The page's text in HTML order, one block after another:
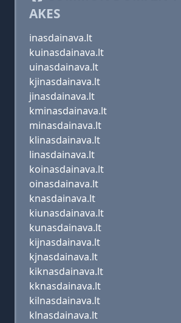
AKES
inasdainava.lt
kuinasdainava.lt
uinasdainava.lt
kjinasdainava.lt
jinasdainava.lt
kminasdainava.lt
minasdainava.lt
klinasdainava.lt
linasdainava.lt
koinasdainava.lt
oinasdainava.lt
knasdainava.lt
kiunasdainava.lt
kunasdainava.lt
kijnasdainava.lt
kjnasdainava.lt
kiknasdainava.lt
kknasdainava.lt
kilnasdainava.lt
klnasdainava.lt